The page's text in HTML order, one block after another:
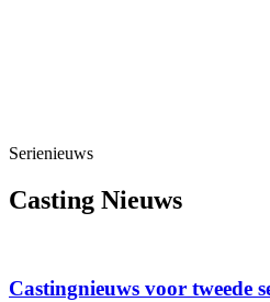
Serienieuws
Casting Nieuws
Castingnieuws voor tweede